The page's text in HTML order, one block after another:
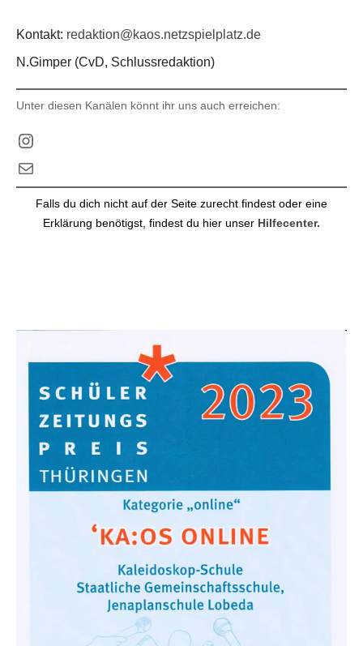
Kontakt: redaktion@kaos.netzspielplatz.de
N.Gimper (CvD, Schlussredaktion)
Unter diesen Kanälen könnt ihr uns auch erreichen:
Instagram
E-Mail
Falls du dich nicht auf der Seite zurecht findest oder eine
Erklärung benötigst, findest du hier unser Hilfecenter.